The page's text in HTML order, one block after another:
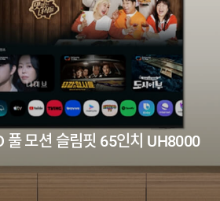
풀 모션 슬림핏 65인치 UH8000